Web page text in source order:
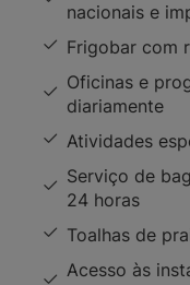
nacionais e
Frigobar com
Oficinas e
diariamente
Atividades
Serviço de
24 horas
Toalhas de
Acesso às